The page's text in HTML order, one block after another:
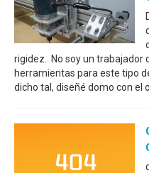
rigidez. No soy un trabajador
herramientas para este tipo
dicho tal, diseñé domo con el